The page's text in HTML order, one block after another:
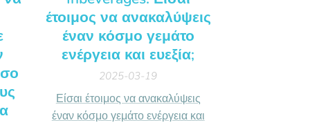
έτοιμος να ανακαλύψεις
έναν κόσμο γεμάτο
ενέργεια και ευεξία;
2025-03-19
Είσαι έτοιμος να ανακαλύψεις
έναν κόσμο γεμάτο ενέργεια και